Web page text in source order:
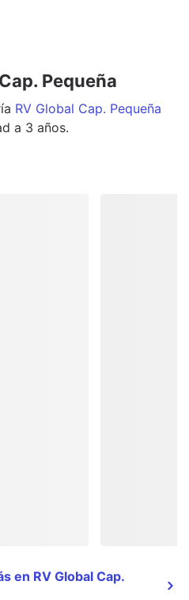
Pequeña
RV Global Cap. Pequeña
a 3 años.
en RV Global Cap.